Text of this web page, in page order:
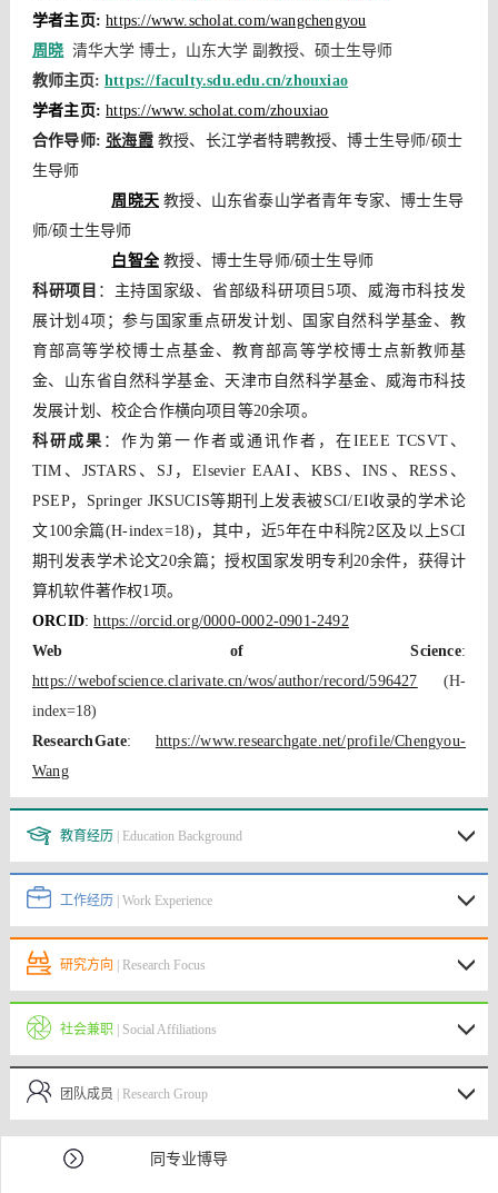
学者主页: https://www.scholat.com/wangchengyou
周晓 清华大学 博士，山东大学 副教授、硕士生导师
教师主页: https://faculty.sdu.edu.cn/zhouxiao
学者主页: https://www.scholat.com/zhouxiao
合作导师: 张海霞教授、 长江学者特聘教授、博士生导师/硕士
生导师
周晓天教授、山东省泰山学者青年专家、博士生导
师/硕士生导师
白智全教授、博士生导师/硕士生导师
科研项目 ：主持国家级、省部级科研项目5项、威海市科技发
展计划4项；参与国家重点研发计划、国家自然科学基金、教
育部高等学校博士点基金、教育部高等学校博士点新教师基
金、山东省自然科学基金、天津市自然科学基金、威海市科技
发展计划、校企合作横向项目等20余项。
科研成果 ：作为第一作者或通讯作者，在IEEE TCSVT、
TIM、JSTARS、SJ，Elsevier EAAI、KBS、INS、RESS、
PSEP，Springer JKSUCIS等期刊上发表被SCI/EI收录的学术论
文100余篇(H-index=18) ，其中，近5年在中科院2区及以上SCI
期刊发表学术论文20余篇；授权国家发明专利20余件，获得计
算机软件著作权1项。
ORCID: https://orcid.org/0000-0002-0901-2492
Web of Science
https://webofscience.clarivate.cn/wos/author/record/596427
(H-
index=18)
ResearchGate: https://www.researchgate.net/profile/Chengyou-
Wang
教育经历 | Education Background
工作经历 | Work Experience
研究方向 | Research Focus
社会兼职 | Social Affiliations
团队成员 | Research Group
同专业博导